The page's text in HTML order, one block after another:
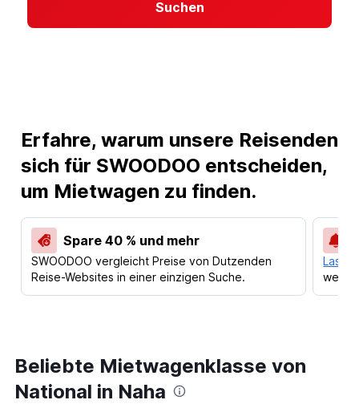
Suchen
Erfahre, warum unsere Reisenden
sich für SWOODOO entscheiden,
um Mietwagen zu finden.
Spare 40 % und mehr
SWOODOO vergleicht Preise von Dutzenden
Reise-Websites in einer einzigen Suche.
Lass
Beliebte Mietwagenklasse von
National in Naha